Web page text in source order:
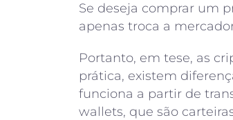
Se deseja comprar um
apenas troca a
Portanto, em tese, as
prática, existem
funciona a partir de
wallets, que são